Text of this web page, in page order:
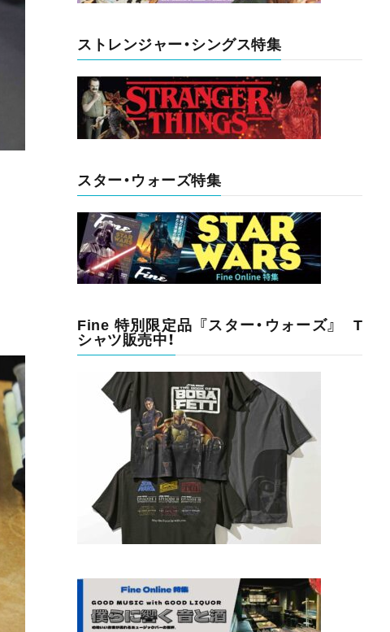
ストレンジャー・シングス特集
スター・ウォーズ特集
Fine 特別限定品 『スター・ウォーズ』 T
シャツ販売中！